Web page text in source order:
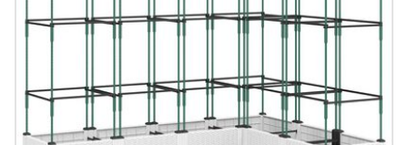
#sharemevidaxl